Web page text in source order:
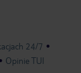
24/7
Opinie TUI